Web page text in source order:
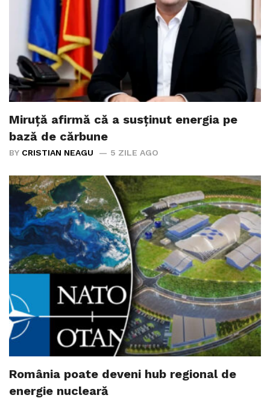
Miruță afirmă că a susținut energia pe
bază de cărbune
BY CRISTIAN NEAGU 5 ZILE AGO
România poate deveni hub regional de
energie nucleară